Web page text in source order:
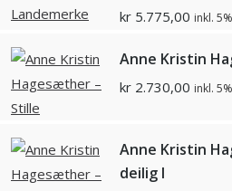
kr 5.775,00 inkl.
Anne Kristin
kr 2.730,00 inkl.
Anne Kristin
deilig I